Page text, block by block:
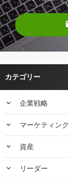
カテゴリー
keyboard_arrow_down 企業戦略
keyboard_arrow_down マーケティン
keyboard_arrow_down 資産
keyboard_arrow_down リーダー